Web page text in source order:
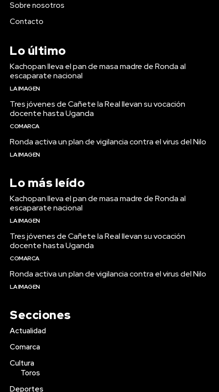
Sobre nosotros
Contacto
Lo último
Kachopan lleva el pan de masa madre de Ronda al
escaparate nacional
LA IMAGEN
Tres jóvenes de Cañete la Real llevan su vocación
docente hasta Uganda
COMARCA
Ronda activa un plan de vigilancia contra el virus del Nilo
LA IMAGEN
Lo más leído
Kachopan lleva el pan de masa madre de Ronda al
escaparate nacional
LA IMAGEN
Tres jóvenes de Cañete la Real llevan su vocación
docente hasta Uganda
COMARCA
Ronda activa un plan de vigilancia contra el virus del Nilo
LA IMAGEN
Secciones
Actualidad
Comarca
Cultura
Toros
Deportes